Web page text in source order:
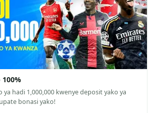
ya hadi 1,000,000 kwenye deposit yako ya
kwanza. Jisajili leo na upate bonasi yako!